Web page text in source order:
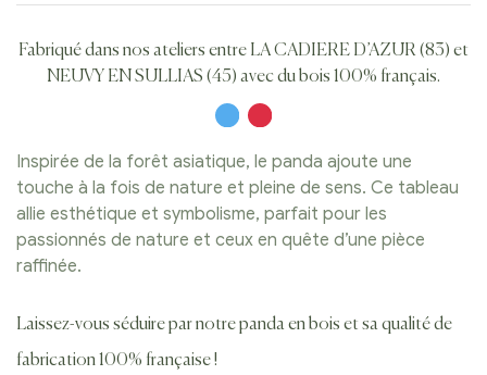
Fabriqué dans nos ateliers entre LA CADIERE D’AZUR (83) et
NEUVY EN SULLIAS (45) avec du bois 100% français.
Inspirée de la forêt asiatique, le panda ajoute une
touche à la fois de nature et pleine de sens. Ce tableau
allie esthétique et symbolisme, parfait pour les
passionnés de nature et ceux en quête d’une pièce
raffinée.
Laissez-vous séduire par notre panda en bois et sa qualité de
fabrication 100% française !